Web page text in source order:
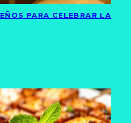
PARA CELEBRAR LA